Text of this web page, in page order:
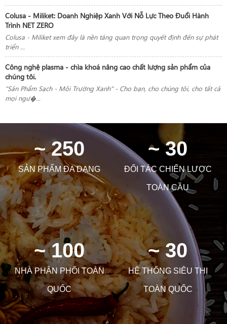
Colusa - Miliket: Doanh Nghiệp Xanh Với Nỗ Lực Theo Đuổi Hành
Trình NET ZERO
Colusa - Miliket xem đây là nền tảng quan trọng quyết định đến sự phát
triển ...
Công nghệ plasma - chìa khoá nâng cao chất lượng sản phẩm của
chúng tôi.
"Sản Phẩm Sạch - Môi Trường Xanh" - Cho bạn, cho chúng tôi, cho tất cả
mọi ngư�...
~ 250
SẢN PHẨM ĐA DẠNG
~ 30
ĐỐI TÁC CHIẾN LƯỢC
TOÀN CẦU
~ 100
NHÀ PHÂN PHỐI TOÀN
QUỐC
~ 30
HỆ THỐNG SIÊU THỊ
TOÀN QUỐC